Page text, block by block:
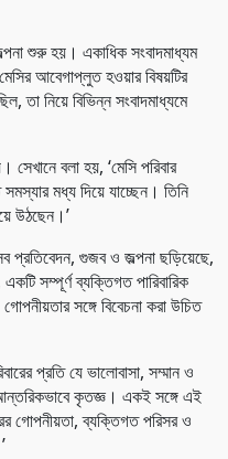
শুরু হয়। একাধিক সংবাদমাধ্যম
আবেগাপ্লুত হওয়ার বিষয়টির
তা নিয়ে বিভিন্ন সংবাদমাধ্যমে
বলা হয়, ‘মেসি পরিবার
সমস্যার মধ্য দিয়ে যাচ্ছেন। তিনি
উঠছেন।’
প্রতিবেদন, গুজব ও জল্পনা ছড়িয়েছে,
সম্পূর্ণ ব্যক্তিগত পারিবারিক
সঙ্গে বিবেচনা করা উচিত
প্রতি যে ভালোবাসা, সম্মান ও
কৃতজ্ঞ। একই সঙ্গে এই
গোপনীয়তা, ব্যক্তিগত পরিসর ও